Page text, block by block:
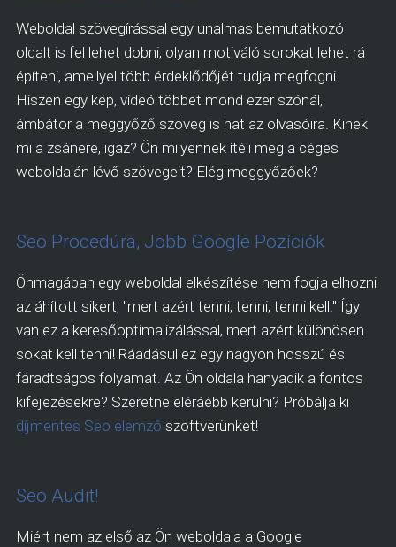
Weboldal szövegírással egy unalmas bemutatkozó
oldalt is fel lehet dobni, olyan motiváló sorokat lehet rá
építeni, amellyel több érdeklődőjét tudja megfogni.
Hiszen egy kép, videó többet mond ezer szónál,
ámbátor a meggyőző szöveg is hat az olvasóira. Kinek
mi a zsánere, igaz? Ön milyennek ítéli meg a céges
weboldalán lévő szövegeit? Elég meggyőzőek?
Seo Procedúra, Jobb Google Pozíciók
Önmagában egy weboldal elkészítése nem fogja elhozni
az áhított sikert, "mert azért tenni, tenni, tenni kell." Így
van ez a keresőoptimalizálással, mert azért különösen
sokat kell tenni! Ráadásul ez egy nagyon hosszú és
fáradtságos folyamat. Az Ön oldala hanyadik a fontos
kifejezésekre? Szeretne eléráébb kerülni? Próbálja ki
díjmentes Seo elemző szoftverünket!
Seo Audit!
Miért nem az első az Ön weboldala a Google